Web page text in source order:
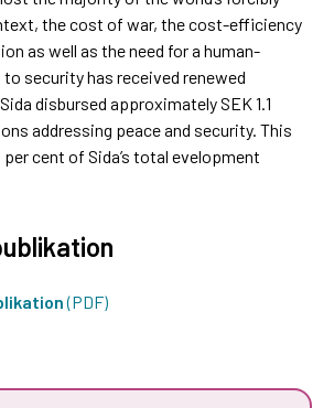
the cost of war, the cost-efficiency
as well as the need for a human-
security has received renewed
disbursed approximately SEK 1.1
addressing peace and security. This
cent of Sida’s total evelopment
(PDF)